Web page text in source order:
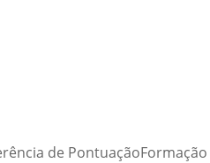
de